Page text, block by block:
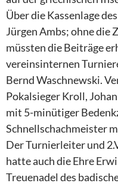
Über die Kassenlage
Jürgen Ambs; ohne die
müssten die Beiträge
vereinsinternen
Bernd Waschnewski.
Pokalsieger Kroll,
mit 5-minütiger
Schnellschachmeister
Der Turnierleiter und
hatte auch die Ehre
Treuenadel des